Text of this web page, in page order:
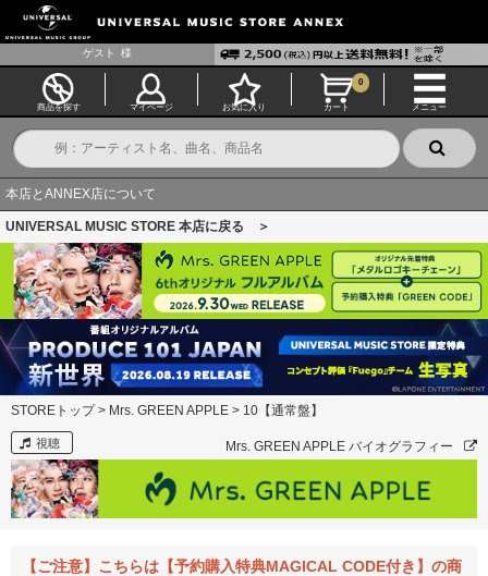
ゲスト 様
商品を探す マイページ お気に入り カート
0
メニュー
本店とANNEX店について
UNIVERSAL MUSIC STORE 本店に戻る ＞
STOREトップ> Mrs. GREEN APPLE > 10【通常盤】
Mrs. GREEN APPLE バイオグラフィー
視聴
【ご注意】こちらは【予約購入特典MAGICAL CODE付き】の商